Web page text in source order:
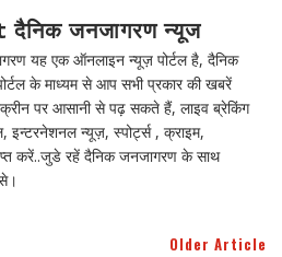
जनजागरण न्यूज
यह एक ऑनलाइन न्यूज़ पोर्टल है, दैनिक
के माध्यम से आप सभी प्रकार की खबरें
पर आसानी से पढ़ सकते हैं, लाइव ब्रेकिंग
न्यूज़, स्पोर्ट्स , क्राइम,
करें..जुडे रहें दैनिक जनजागरण के साथ
Older Article